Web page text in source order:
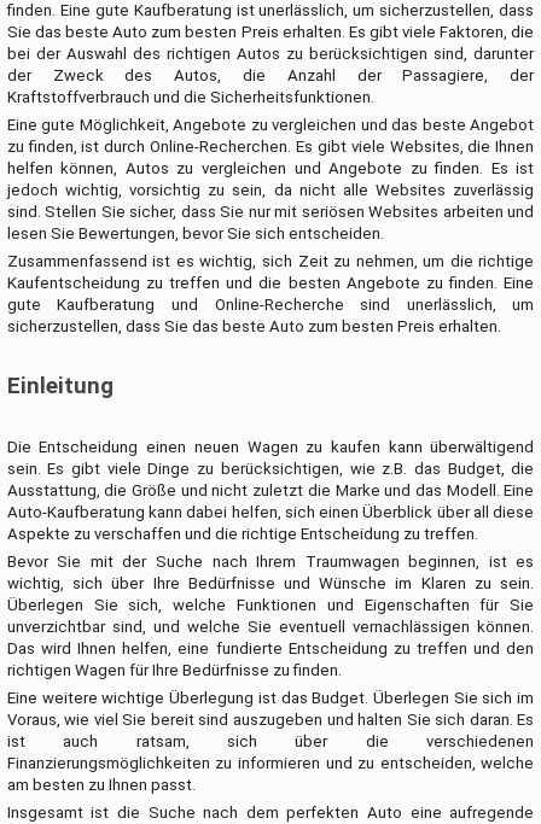
finden. Eine gute Kaufberatung ist unerlässlich, um sicherzustellen, dass
Sie das beste Auto zum besten Preis erhalten. Es gibt viele Faktoren, die
bei der Auswahl des richtigen Autos zu berücksichtigen sind, darunter
der Zweck des Autos, die Anzahl der Passagiere, der
Kraftstoffverbrauch und die Sicherheitsfunktionen.
Eine gute Möglichkeit, Angebote zu vergleichen und das beste Angebot
zu finden, ist durch Online-Recherchen. Es gibt viele Websites, die Ihnen
helfen können, Autos zu vergleichen und Angebote zu finden. Es ist
jedoch wichtig, vorsichtig zu sein, da nicht alle Websites zuverlässig
sind. Stellen Sie sicher, dass Sie nur mit seriösen Websites arbeiten und
lesen Sie Bewertungen, bevor Sie sich entscheiden.
Zusammenfassend ist es wichtig, sich Zeit zu nehmen, um die richtige
Kaufentscheidung zu treffen und die besten Angebote zu finden. Eine
gute Kaufberatung und Online-Recherche sind unerlässlich, um
sicherzustellen, dass Sie das beste Auto zum besten Preis erhalten.
Einleitung
Die Entscheidung einen neuen Wagen zu kaufen kann überwältigend
sein. Es gibt viele Dinge zu berücksichtigen, wie z.B. das Budget, die
Ausstattung, die Größe und nicht zuletzt die Marke und das Modell. Eine
Auto-Kaufberatung kann dabei helfen, sich einen Überblick über all diese
Aspekte zu verschaffen und die richtige Entscheidung zu treffen.
Bevor Sie mit der Suche nach Ihrem Traumwagen beginnen, ist es
wichtig, sich über Ihre Bedürfnisse und Wünsche im Klaren zu sein.
Überlegen Sie sich, welche Funktionen und Eigenschaften für Sie
unverzichtbar sind, und welche Sie eventuell vernachlässigen können.
Das wird Ihnen helfen, eine fundierte Entscheidung zu treffen und den
richtigen Wagen für Ihre Bedürfnisse zu finden.
Eine weitere wichtige Überlegung ist das Budget. Überlegen Sie sich im
Voraus, wie viel Sie bereit sind auszugeben und halten Sie sich daran. Es
ist auch ratsam, sich über die verschiedenen
Finanzierungsmöglichkeiten zu informieren und zu entscheiden, welche
am besten zu Ihnen passt.
Insgesamt ist die Suche nach dem perfekten Auto eine aufregende